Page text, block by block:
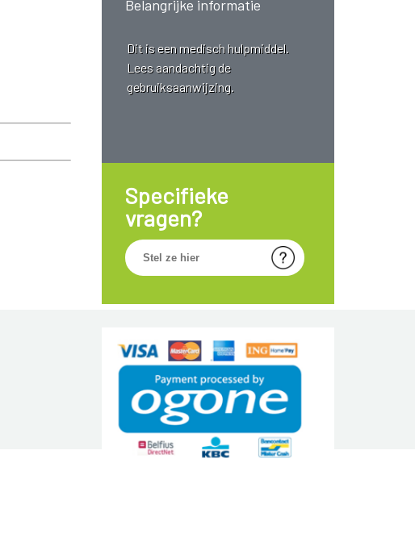
Belangrijke informatie
Dit is een medisch hulpmiddel.
Lees aandachtig de
gebruiksaanwijzing.
Specifieke
vragen?